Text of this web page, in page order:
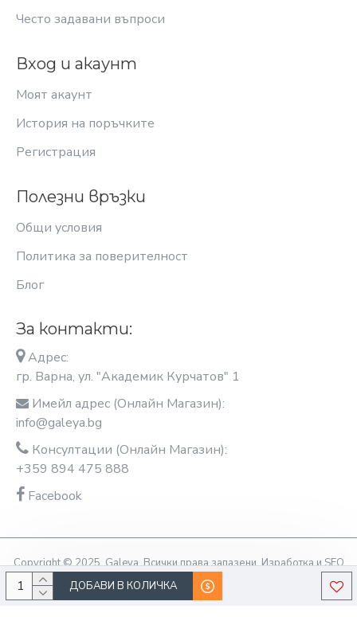
ДОБАВИ В КОЛИЧКА
Често задавани въпроси
Вход и акаунт
Моят акаунт
История на поръчките
Регистрация
Полезни връзки
Общи условия
Политика за поверителност
Блог
За контакти:
Адрес:
гр. Варна, ул. "Академик Курчатов" 1
Имейл адрес (Онлайн Магазин):
info@galeya.bg
Консултации (Онлайн Магазин):
+359 894 475 888
Facebook
Copyright © 2025, Galeya, Всички права запазени. Изработка и SEO
оптимизация OptimiziraiMe.bg